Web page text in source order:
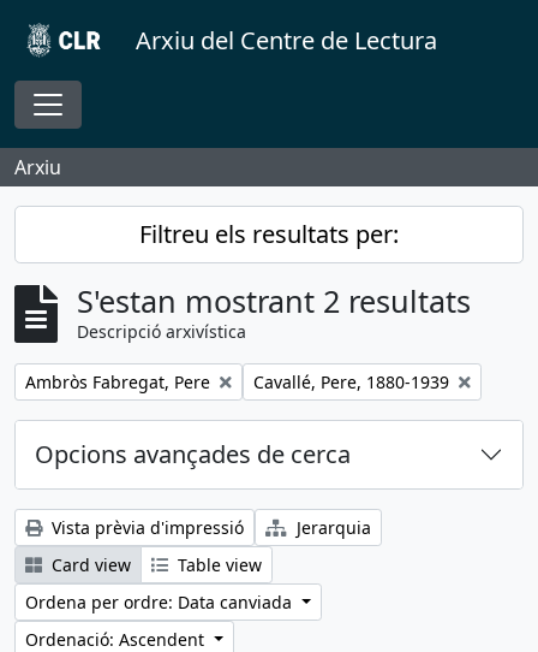
Skip to main content
Arxiu del Centre de Lectura
Toggle navigation
Arxiu
Filtreu els resultats per:
S'estan mostrant 2 resultats
Descripció arxivística
Remove filter:
Ambròs Fabregat, Pere Remove filter:
Cavallé, Pere, 1880-1939
Opcions avançades de cerca
Vista prèvia d'impressió
Jerarquia
Card view
Table view
Ordena per ordre: Data canviada
Ordenació: Ascendent